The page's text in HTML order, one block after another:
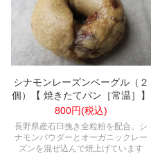
シナモンレーズンベーグル（２
個）【 焼きたてパン［常温］】
800円(税込)
長野県産石臼挽き全粒粉を配合。シ
ナモンパウダーとオーガニックレー
ズンを混ぜ込んで焼上げています